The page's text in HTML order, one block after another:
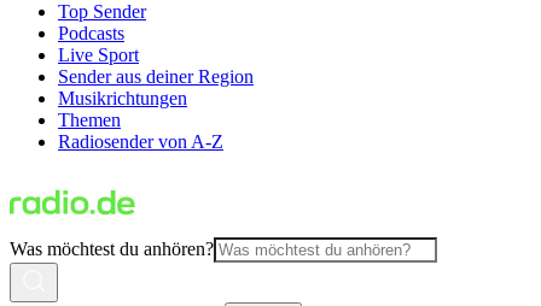
Top Sender
Podcasts
Live Sport
Sender aus deiner Region
Musikrichtungen
Themen
Radiosender von A-Z
Was möchtest du anhören?